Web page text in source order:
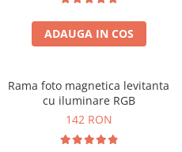
ADAUGA IN COS
Rama foto magnetica levitanta
cu iluminare RGB
142 RON